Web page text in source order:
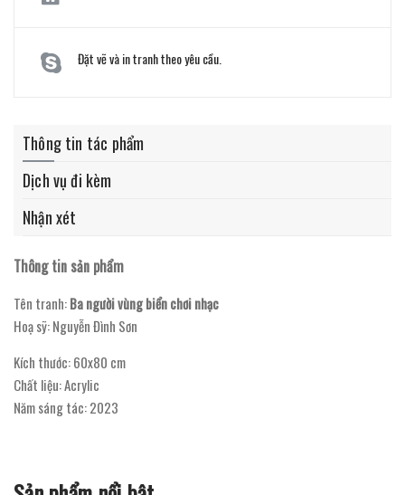
Đặt vẽ và in tranh theo yêu cầu.
Thông tin tác phẩm
Dịch vụ đi kèm
Nhận xét
Thông tin sản phẩm
Tên tranh:Ba người vùng biển chơi nhạc
Hoạ sỹ: Nguyễn Đình Sơn
Kích thước: 60x80 cm
Chất liệu: Acrylic
Năm sáng tác: 2023